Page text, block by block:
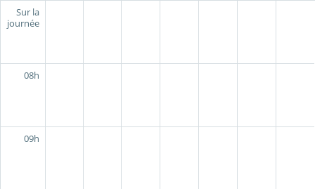
Sur la
journée
08h
09h